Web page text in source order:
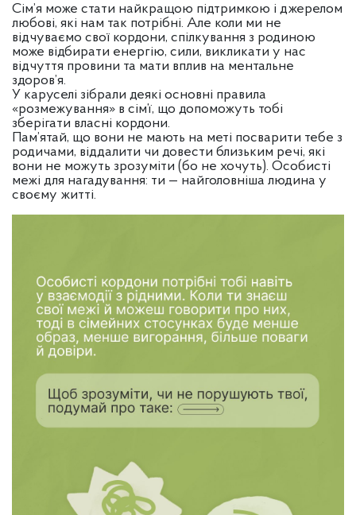
Сім’я може стати найкращою підтримкою і джерелом
любові, які нам так потрібні. Але коли ми не
відчуваємо свої кордони, спілкування з родиною
може відбирати енергію, сили, викликати у нас
відчуття провини та мати вплив на ментальне
здоров’я.
У каруселі зібрали деякі основні правила
«розмежування» в сім’ї, що допоможуть тобі
зберігати власні кордони.
Пам’ятай, що вони не мають на меті посварити тебе з
родичами, віддалити чи довести близьким речі, які
вони не можуть зрозуміти (бо не хочуть). Особисті
межі для нагадування: ти — найголовніша людина у
своєму житті.